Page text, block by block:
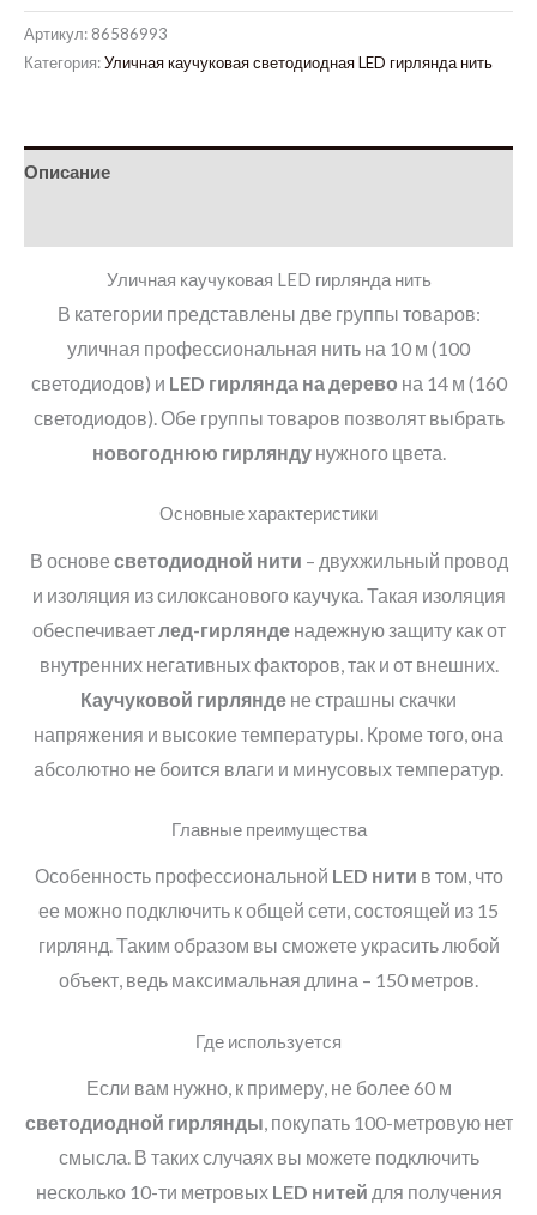
Артикул: 86586993
Категория:Уличная каучуковая светодиодная LED гирлянда нить
Описание
Уличная каучуковая LED гирлянда нить
В категории представлены две группы товаров:
уличная профессиональная нить на 10 м (100
светодиодов) и LED гирлянда на дерево на 14 м (160
светодиодов). Обе группы товаров позволят выбрать
новогоднюю гирляндунужного цвета.
Основные характеристики
В основе светодиодной нити – двухжильный провод
и изоляция из силоксанового каучука. Такая изоляция
обеспечивает лед-гирлянденадежную защиту как от
внутренних негативных факторов, так и от внешних.
Каучуковой гирлянде не страшны скачки
напряжения и высокие температуры. Кроме того, она
абсолютно не боится влаги и минусовых температур.
Главные преимущества
Особенность профессиональной LED нити в том, что
ее можно подключить к общей сети, состоящей из 15
гирлянд. Таким образом вы сможете украсить любой
объект, ведь максимальная длина – 150 метров.
Где используется
Если вам нужно, к примеру, не более 60 м
светодиодной гирлянды , покупать 100-метровую нет
смысла. В таких случаях вы можете подключить
несколько 10-ти метровых LED нитей для получения